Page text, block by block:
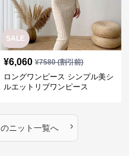
SALE
¥6,060 ¥7580(割引前)
ロングワンピース シンプル美シ
ルエットリブワンピース
のニット一覧へ ›